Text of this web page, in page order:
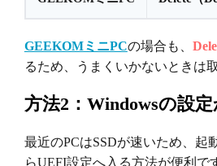
GEEKOMミニPCの場合も、
るため、うまくいかないときは
方法2：Windowsの設
最近のPCはSSDが速いため、起
らUEFI設定へ入る方法が便利で